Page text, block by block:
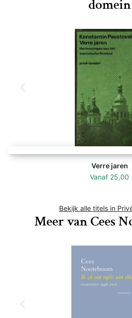
domein
Verre jaren
Vanaf 25,00
Bekijk alle titels in
Meer van Cees